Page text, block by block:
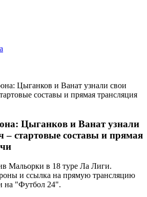
Цыганков и Ванат узнали свои
составы и прямая трансляция
Цыганков и Ванат узнали
– стартовые составы и прямая
Мальорки в 18 туре Ла Лиги.
и ссылка на прямую трансляцию
на "Футбол 24".